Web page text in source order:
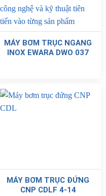
MÁY BƠM TRỤC NGANG
INOX EWARA DWO 037
MÁY BƠM TRỤC ĐỨNG
CNP CDLF 4-14